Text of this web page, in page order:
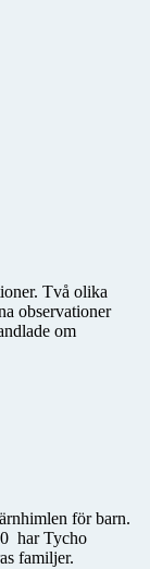
Två olika
observationer
om
för barn.
har Tycho
familjer.